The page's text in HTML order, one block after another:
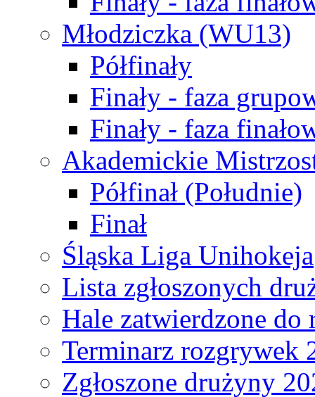
Młodziczka (WU13)
Półfinały
Finały - faza
Finały - faza
Akademickie
Półfinał (Południe)
Finał
Śląska Liga Unihokeja
Lista zgłoszonych
Hale zatwierdzone do
Terminarz rozgrywek
Zgłoszone drużyny